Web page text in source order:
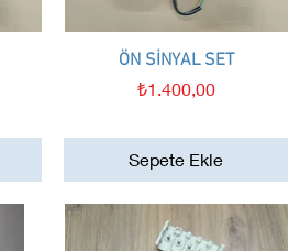
Hızlı Bakış
ÖN SİNYAL SET
Fiyat
₺1.400,00
Sepete Ekle